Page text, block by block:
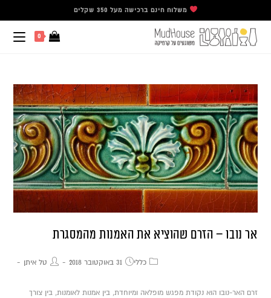
משלוח חינם ברכישה מעל 350 שקלים
0
אר נובו – הזרם שהוציא את האמנות מהמסגרת
טל איתן 31 באוקטובר 2018 כללי
זרם האר-נובו הוא נקודת מפגש מופלאה ומיוחדת, בין אמנות לאומנות, בין צורך